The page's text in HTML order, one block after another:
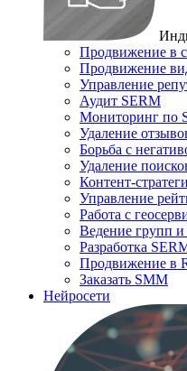
Продвижение в
Продвижение
Управление
Аудит SERM
Мониторинг по
Удаление
Борьба с
Удаление
Контент-
Управление
Работа с
Ведение групп
Разработка
Продвижение в
Заказать SMM
Нейросети